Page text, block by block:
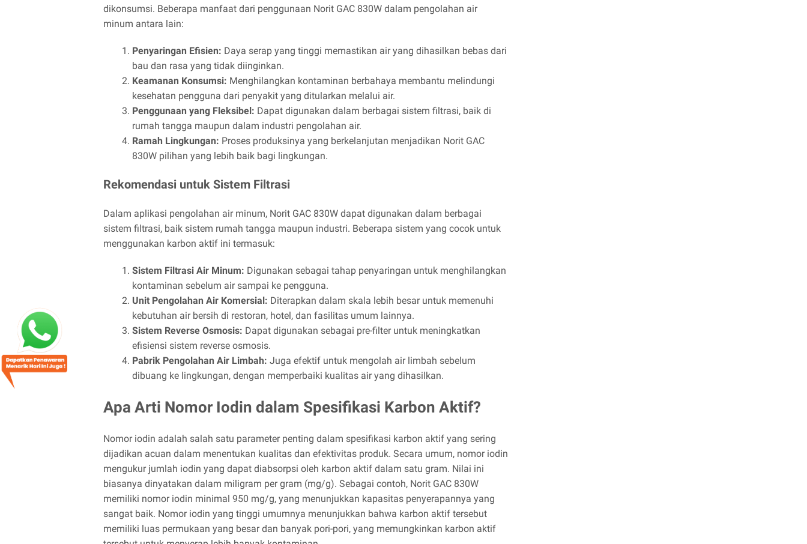
dikonsumsi. Beberapa manfaat dari penggunaan Norit GAC 830W dalam pengolahan air
minum antara lain:
Penyaringan Efisien: Daya serap yang tinggi memastikan air yang dihasilkan bebas dari
bau dan rasa yang tidak diinginkan.
Keamanan Konsumsi: Menghilangkan kontaminan berbahaya membantu melindungi
kesehatan pengguna dari penyakit yang ditularkan melalui air.
Penggunaan yang Fleksibel: Dapat digunakan dalam berbagai sistem filtrasi, baik di
rumah tangga maupun dalam industri pengolahan air.
Ramah Lingkungan: Proses produksinya yang berkelanjutan menjadikan Norit GAC
830W pilihan yang lebih baik bagi lingkungan.
Rekomendasi untuk Sistem Filtrasi
Dalam aplikasi pengolahan air minum, Norit GAC 830W dapat digunakan dalam berbagai
sistem filtrasi, baik sistem rumah tangga maupun industri. Beberapa sistem yang cocok untuk
menggunakan karbon aktif ini termasuk:
Sistem Filtrasi Air Minum: Digunakan sebagai tahap penyaringan untuk menghilangkan
kontaminan sebelum air sampai ke pengguna.
Unit Pengolahan Air Komersial: Diterapkan dalam skala lebih besar untuk memenuhi
kebutuhan air bersih di restoran, hotel, dan fasilitas umum lainnya.
Sistem Reverse Osmosis: Dapat digunakan sebagai pre-filter untuk meningkatkan
efisiensi sistem reverse osmosis.
Pabrik Pengolahan Air Limbah: Juga efektif untuk mengolah air limbah sebelum
dibuang ke lingkungan, dengan memperbaiki kualitas air yang dihasilkan.
Apa Arti Nomor Iodin dalam Spesifikasi Karbon Aktif?
Nomor iodin adalah salah satu parameter penting dalam spesifikasi karbon aktif yang sering
dijadikan acuan dalam menentukan kualitas dan efektivitas produk. Secara umum, nomor iodin
mengukur jumlah iodin yang dapat diabsorpsi oleh karbon aktif dalam satu gram. Nilai ini
biasanya dinyatakan dalam miligram per gram (mg/g). Sebagai contoh, Norit GAC 830W
memiliki nomor iodin minimal 950 mg/g, yang menunjukkan kapasitas penyerapannya yang
sangat baik. Nomor iodin yang tinggi umumnya menunjukkan bahwa karbon aktif tersebut
memiliki luas permukaan yang besar dan banyak pori-pori, yang memungkinkan karbon aktif